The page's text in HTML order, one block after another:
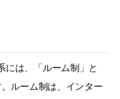
には、「ルーム制」と
ルーム制は、インター